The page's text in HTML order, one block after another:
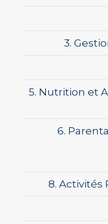
3.
5. Nutrition et
6.
8. Activités